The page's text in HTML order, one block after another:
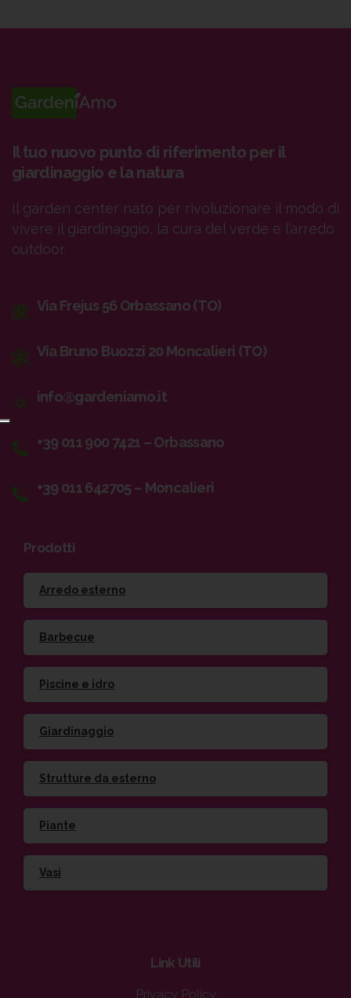
Il tuo nuovo punto di riferimento per il
giardinaggio e la natura
Il garden center nato per rivoluzionare il modo di
vivere il giardinaggio, la cura del verde e l’arredo
outdoor.
Via Frejus 56 Orbassano (TO)
Via Bruno Buozzi 20 Moncalieri (TO)
info@gardeniamo.it
+39 011 900 7421 – Orbassano
+39 011 642705 – Moncalieri
Prodotti
Arredo esterno
Barbecue
Piscine e idro
Giardinaggio
Strutture da esterno
Piante
Vasi
Link Utili
Privacy Policy